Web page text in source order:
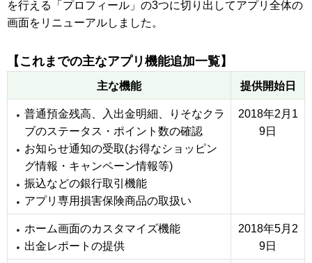
を行える「プロフィール」の3つに切り出してアプリ全体の
画面をリニューアルしました。
【これまでの主なアプリ機能追加一覧】
主な機能 提供開始日
普通預金残高、入出金明細、りそなクラ
ブのステータス・ポイント数の確認
お知らせ通知の受取(お得なショッピン
グ情報・キャンペーン情報等)
振込などの銀行取引機能
アプリ専用損害保険商品の取扱い
2018年2月1
9日
ホーム画面のカスタマイズ機能
出金レポートの提供
2018年5月2
9日